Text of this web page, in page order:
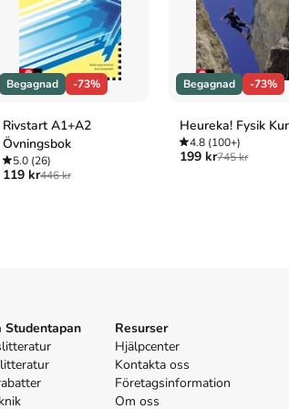
Begagnad -73%
Rivstart A1+A2
Övningsbok
5.0(26)
119 kr446 kr
Begagnad -73%
Heureka! Fysik
4.8 (100+)
199 kr745 kr
Studentapan
Resurser
Hjälpcenter
Kontakta oss
Företagsinformation
Om oss